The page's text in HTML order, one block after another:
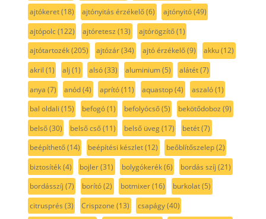
ajtókeret(18) ajtónyitás érzékelő(6) ajtónyitó(49)
ajtópolc(122) ajtóretesz (13) ajtórögzítő(1)
ajtótartozék(205) ajtózár(34) ajtó érzékelő(9) akku(12)
akril (1) alj (1) alsó(33) aluminium(5) alátét(7)
anya (7) anód(4) aprító(11) aquastop(4) aszaló(1)
bal oldali (15) befogó(1) befolyócső(5) bekötődoboz (9)
belső(30) belső cső(11) belső üveg(17) betét(7)
beépíthető(14) beépítési készlet(12) beőblítőszelep(2)
biztosíték(4) bojler(31) bolygókerék(6) bordás szíj (21)
bordásszíj (7) borító(2) botmixer(16) burkolat(5)
citrusprés (3) Crispzone (13) csapágy(40)